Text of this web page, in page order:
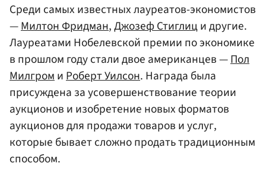
Среди самых известных лауреатов-экономистов
—Милтон Фридман,Джозеф Стиглици другие.
Лауреатами Нобелевской премии по экономике
в прошлом году стали двое американцев —Пол
МилгромиРоберт Уилсон. Награда была
присуждена за усовершенствование теории
аукционов и изобретение новых форматов
аукционов для продажи товаров и услуг,
которые бывает сложно продать традиционным
способом.